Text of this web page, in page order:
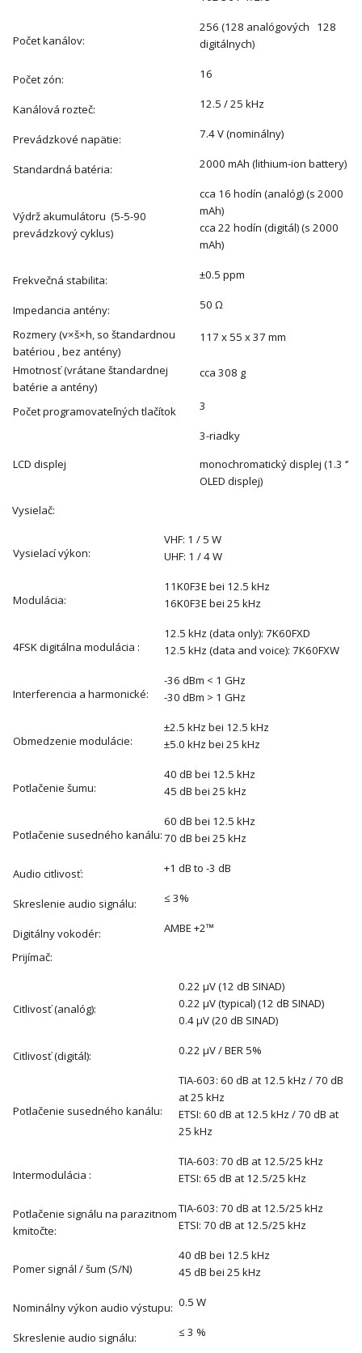
Počet kanálov:
256 (128 analógových 128
digitálnych)
Počet zón: 16
Kanálová rozteč: 12.5 / 25 kHz
Prevádzkové napätie: 7.4 V (nominálny)
Standardná batéria: 2000 mAh (lithium-ion battery)
Výdrž akumulátoru (5-5-90
prevádzkový cyklus)
cca 16 hodín (analóg) (s 2000
mAh)
cca 22 hodín (digitál) (s 2000
mAh)
Frekvečná stabilita: ±0.5 ppm
Impedancia antény: 50 Ω
Rozmery (v×š×h, so štandardnou
batériou , bez antény)
117 x 55 x 37 mm
Hmotnosť (vrátane štandardnej
batérie a antény)
cca 308 g
Počet programovateľných tlačítok 3
LCD displej
3-riadky
monochromatický displej (1.3 ‘’
OLED displej)
Vysielač:
Vysielací výkon:
VHF: 1 / 5 W
UHF: 1 / 4 W
Modulácia:
11K0F3E bei 12.5 kHz
16K0F3E bei 25 kHz
4FSK digitálna modulácia :
12.5 kHz (data only): 7K60FXD
12.5 kHz (data and voice): 7K60FXW
Interferencia a harmonické:
-36 dBm < 1 GHz
-30 dBm > 1 GHz
Obmedzenie modulácie:
±2.5 kHz bei 12.5 kHz
±5.0 kHz bei 25 kHz
Potlačenie šumu:
40 dB bei 12.5 kHz
45 dB bei 25 kHz
Potlačenie susedného kanálu:
60 dB bei 12.5 kHz
70 dB bei 25 kHz
Audio citlivosť: +1 dB to -3 dB
Skreslenie audio signálu: ≤ 3%
Digitálny vokodér:
AMBE +2™
Prijímač:
Citlivosť (analóg):
0.22 μV (12 dB SINAD)
0.22 μV (typical) (12 dB SINAD)
0.4 μV (20 dB SINAD)
Citlivosť (digitál): 0.22 μV / BER 5%
Potlačenie susedného kanálu:
TIA-603: 60 dB at 12.5 kHz / 70 dB
at 25 kHz
ETSI: 60 dB at 12.5 kHz / 70 dB at
25 kHz
Intermodulácia :
TIA-603: 70 dB at 12.5/25 kHz
ETSI: 65 dB at 12.5/25 kHz
Potlačenie signálu na parazitnom
kmitočte:
TIA-603: 70 dB at 12.5/25 kHz
ETSI: 70 dB at 12.5/25 kHz
Pomer signál / šum (S/N)
40 dB bei 12.5 kHz
45 dB bei 25 kHz
Nominálny výkon audio výstupu: 0.5 W
Skreslenie audio signálu: ≤ 3 %